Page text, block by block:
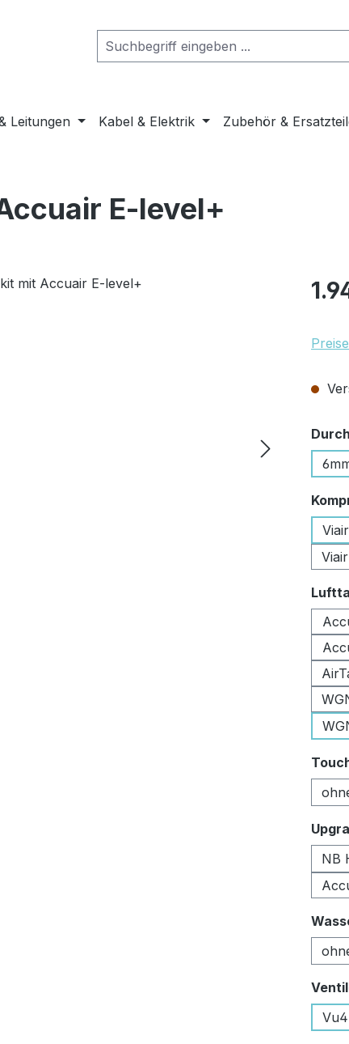
Leitungen Kabel & Elektrik Zubehör &
E-level+
NB